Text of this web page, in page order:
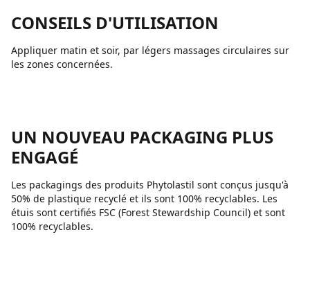
CONSEILS D'UTILISATION
Appliquer matin et soir, par légers massages circulaires sur
les zones concernées.
UN NOUVEAU PACKAGING PLUS
ENGAGÉ
Les packagings des produits Phytolastil sont conçus jusqu'à
50% de plastique recyclé et ils sont 100% recyclables. Les
étuis sont certifiés FSC (Forest Stewardship Council) et sont
100% recyclables.